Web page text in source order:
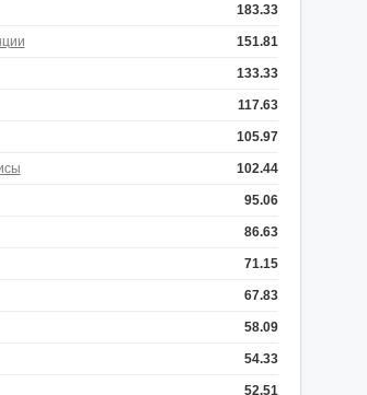
183.33
151.81
133.33
117.63
105.97
102.44
95.06
86.63
71.15
67.83
58.09
54.33
52.51